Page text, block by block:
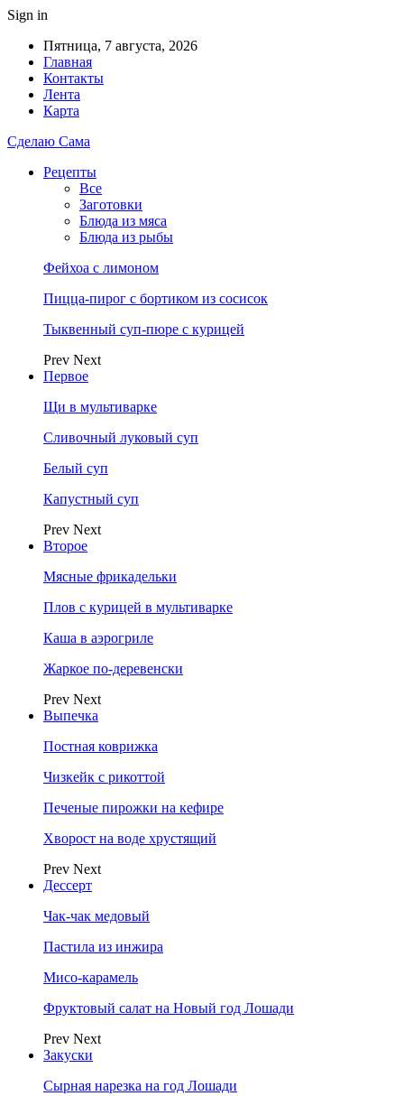
Sign in
Пятница, 7 августа, 2026
Главная
Контакты
Лента
Карта
Сделаю Сама
Рецепты
Все
Заготовки
Блюда из мяса
Блюда из рыбы
Фейхоа с лимоном
Пицца-пирог с бортиком из сосисок
Тыквенный суп-пюре с курицей
Prev Next
Первое
Щи в мультиварке
Сливочный луковый суп
Белый суп
Капустный суп
Prev Next
Второе
Мясные фрикадельки
Плов с курицей в мультиварке
Каша в аэрогриле
Жаркое по-деревенски
Prev Next
Выпечка
Постная коврижка
Чизкейк с рикоттой
Печеные пирожки на кефире
Хворост на воде хрустящий
Prev Next
Дессерт
Чак-чак медовый
Пастила из инжира
Мисо-карамель
Фруктовый салат на Новый год Лошади
Prev Next
Закуски
Сырная нарезка на год Лошади